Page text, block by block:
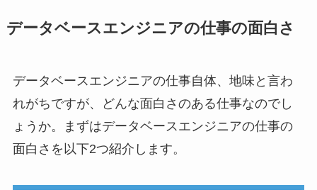
データベースエンジニアの仕事の面白さ
データベースエンジニアの仕事自体、地味と言わ
れがちですが、どんな面白さのある仕事なのでし
ょうか。まずはデータベースエンジニアの仕事の
面白さを以下2つ紹介します。